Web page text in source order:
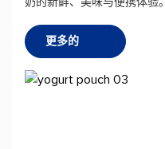
更多的